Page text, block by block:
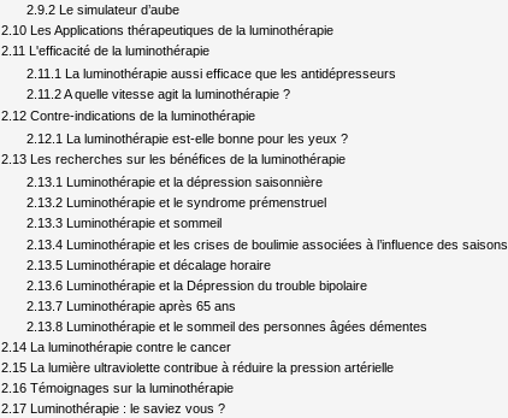
2.9.2 Le simulateur d’aube
2.10 Les Applications thérapeutiques de la luminothérapie
2.11 L'efficacité de la luminothérapie
2.11.1
La luminothérapie aussi efficace que les antidépresseurs
2.11.2A quelle vitesse agit la luminothérapie ?
2.12 Contre-indications de la luminothérapie
2.12.1 La luminothérapie est-elle bonne pour les yeux ?
2.13 Les recherches sur les bénéfices de la luminothérapie
2.13.1
Luminothérapie et la dépression saisonnière
2.13.2
Luminothérapie et le syndrome prémenstruel
2.13.3 Luminothérapie et sommeil
2.13.4 Luminothérapie et les crises de boulimie associées à l’influence des saisons
2.13.5 Luminothérapie et décalage horaire
2.13.6 Luminothérapie et la Dépression du trouble bipolaire
2.13.7 Luminothérapie après 65 ans
2.13.8 Luminothérapie et le sommeil des personnes âgées démentes
2.14 La luminothérapie contre le cancer
2.15 La lumière ultraviolette contribue à réduire la pression artérielle
2.16 Témoignages sur la luminothérapie
2.17
Luminothérapie : le saviez vous ?